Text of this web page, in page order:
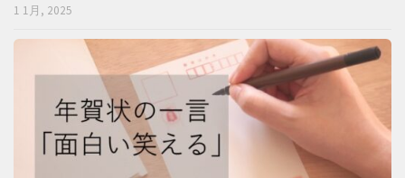
1 1月, 2025